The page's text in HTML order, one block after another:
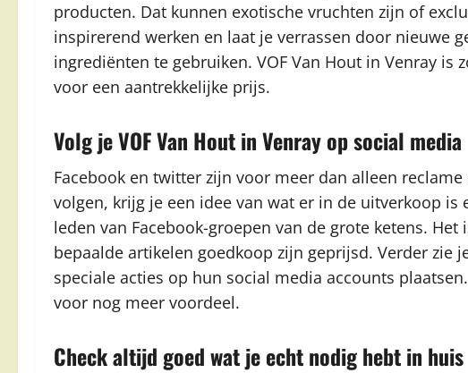
producten. Dat kunnen exotische vruchten zijn of
inspirerend werken en laat je verrassen door nieuwe
ingrediënten te gebruiken. VOF Van Hout in Venray is
voor een aantrekkelijke prijs.
Volg je VOF Van Hout in Venray op social media
Facebook en twitter zijn voor meer dan alleen
volgen, krijg je een idee van wat er in de uitverkoop
leden van Facebook-groepen van de grote ketens.
bepaalde artikelen goedkoop zijn geprijsd. Verder zie
speciale acties op hun social media accounts
voor nog meer voordeel.
Check altijd goed wat je echt nodig hebt in huis